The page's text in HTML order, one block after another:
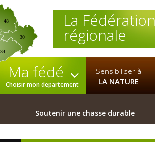
La Fédération
régionale
30
34
48
Ma fédé
Choisir mon departement
Sensibiliser à
LA NATURE
Soutenir une chasse durable